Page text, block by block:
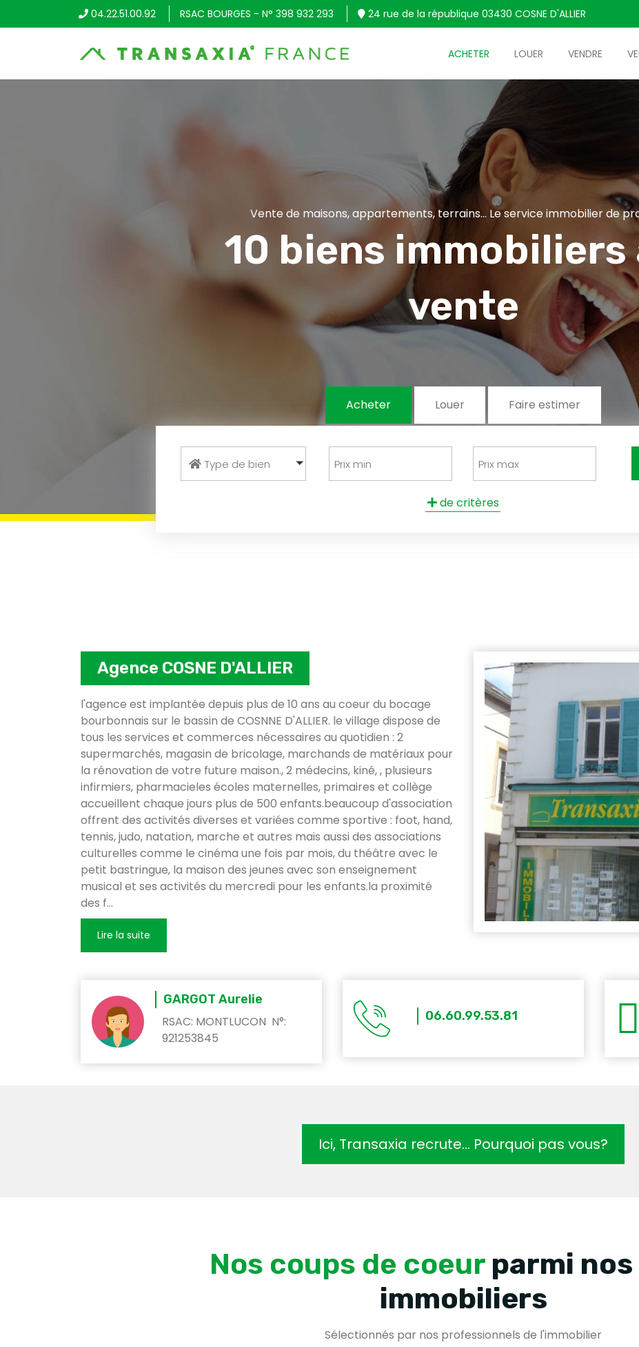
04.22.51.00.92 RSAC BOURGES - N° 398 932 293 24 rue de la république 03430 COSNE D'ALLIER
ACHETER LOUER VENDRE
Vente de maisons, appartements, terrains... Le service immobilier de
10 biens immobiliers
vente
Acheter Louer Faire estimer
Type de bien
de critères
Agence COSNE D'ALLIER
l'agence est implantée depuis plus de 10 ans au coeur du bocage
bourbonnais sur le bassin de COSNNE D'ALLIER. le village dispose de
tous les services et commerces nécessaires au quotidien : 2
supermarchés, magasin de bricolage, marchands de matériaux pour
la rénovation de votre future maison., 2 médecins, kiné, , plusieurs
infirmiers, pharmacieles écoles maternelles, primaires et collège
accueillent chaque jours plus de 500 enfants.beaucoup d'association
offrent des activités diverses et variées comme sportive : foot, hand,
tennis, judo, natation, marche et autres mais aussi des associations
culturelles comme le cinéma une fois par mois, du théâtre avec le
petit bastringue, la maison des jeunes avec son enseignement
musical et ses activités du mercredi pour les enfants.la proximité
des f...
GARGOT Aurelie
RSAC: MONTLUCON N°:
921253845
06.60.99.53.81
Ici, Transaxia recrute… Pourquoi pas vous?
Nos coups de coeur parmi
immobiliers
Sélectionnés par nos professionnels de l'immobilier